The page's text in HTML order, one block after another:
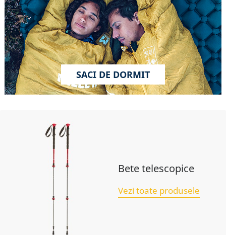
SACI DE DORMIT
Bete telescopice
Vezi toate produsele